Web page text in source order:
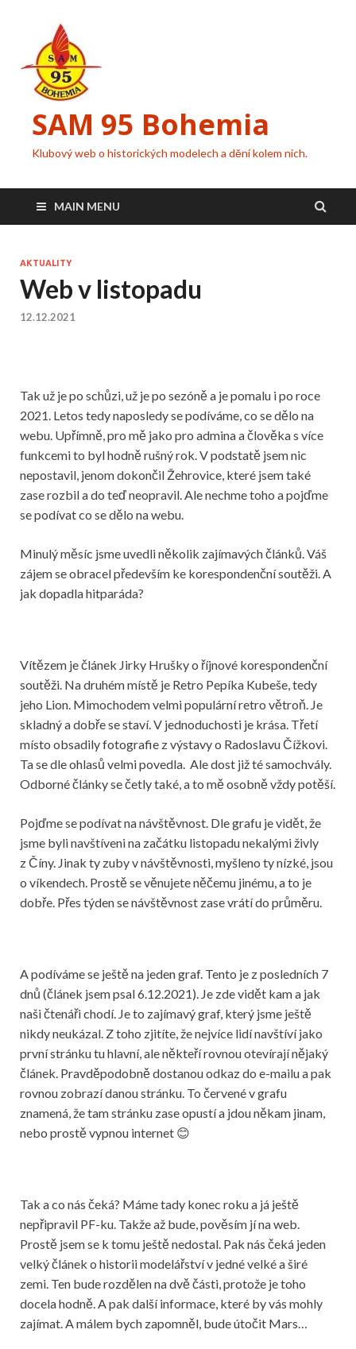
SAM 95 Bohemia
Klubový web o historických modelech a dění kolem nich.
MAIN MENU
AKTUALITY
Web v listopadu
12.12.2021
Tak už je po schůzi, už je po sezóně a je pomalu i po roce
2021. Letos tedy naposledy se podíváme, co se dělo na
webu. Upřímně, pro mě jako pro admina a člověka s více
funkcemi to byl hodně rušný rok. V podstatě jsem nic
nepostavil, jenom dokončil Žehrovice, které jsem také
zase rozbil a do teď neopravil. Ale nechme toho a pojďme
se podívat co se dělo na webu.
Minulý měsíc jsme uvedli několik zajímavých článků. Váš
zájem se obracel především ke korespondenční soutěži. A
jak dopadla hitparáda?
Vítězem je článek Jirky Hrušky o říjnové korespondenční
soutěži. Na druhém místě je Retro Pepíka Kubeše, tedy
jeho Lion. Mimochodem velmi populární retro větroň. Je
skladný a dobře se staví. V jednoduchosti je krása. Třetí
místo obsadily fotografie z výstavy o Radoslavu Čížkovi.
Ta se dle ohlasů velmi povedla. Ale dost již té samochvály.
Odborné články se četly také, a to mě osobně vždy potěší.
Pojďme se podívat na návštěvnost. Dle grafu je vidět, že
jsme byli navštíveni na začátku listopadu nekalými živly
z Číny. Jinak ty zuby v návštěvnosti, myšleno ty nízké, jsou
o víkendech. Prostě se věnujete něčemu jinému, a to je
dobře. Přes týden se návštěvnost zase vrátí do průměru.
A podíváme se ještě na jeden graf. Tento je z posledních 7
dnů (článek jsem psal 6.12.2021). Je zde vidět kam a jak
naši čtenáři chodí. Je to zajímavý graf, který jsme ještě
nikdy neukázal. Z toho zjitíte, že nejvíce lidí navštíví jako
první stránku tu hlavní, ale někteří rovnou otevírají nějaký
článek. Pravděpodobně dostanou odkaz do e-mailu a pak
rovnou zobrazí danou stránku. To červené v grafu
znamená, že tam stránku zase opustí a jdou někam jinam,
nebo prostě vypnou internet 😊
Tak a co nás čeká? Máme tady konec roku a já ještě
nepřipravil PF-ku. Takže až bude, pověsím jí na web.
Prostě jsem se k tomu ještě nedostal. Pak nás čeká jeden
velký článek o historii modelářství v jedné velké a širé
zemi. Ten bude rozdělen na dvě části, protože je toho
docela hodně. A pak další informace, které by vás mohly
zajímat. A málem bych zapomněl, bude útočit Mars…